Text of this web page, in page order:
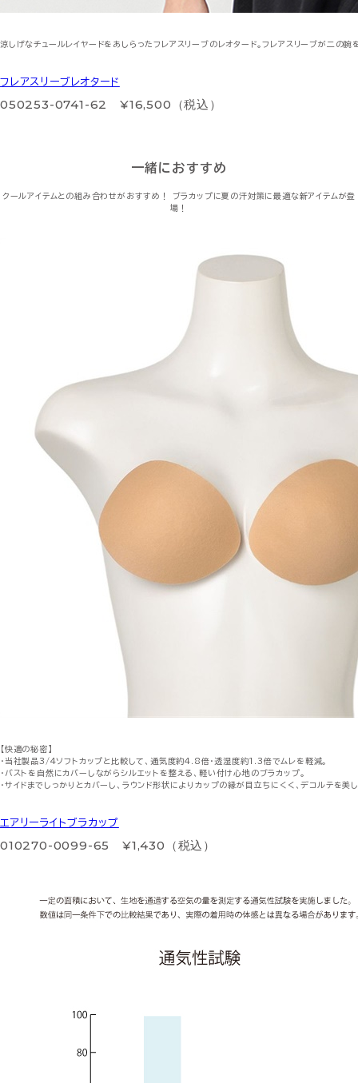
涼しげなチュールレイヤードをあしらったフレアスリーブのレオタード。フレアスリーブが二
フレアスリーブレオタード
050253-0741-62 ¥16,500（税込）
一緒におすすめ
クールアイテムとの組み合わせがおすすめ！
ブラカップに夏の汗対策に最適な新アイテムが登
場！
【快適の秘密】
・当社製品3/4ソフトカップと比較して、通気度約4.8倍・透湿度約1.3倍でムレを軽減。
・バストを自然にカバーしながらシルエットを整える、軽い付け心地のブラカップ。
・サイドまでしっかりとカバーし、ラウンド形状によりカップの縁が目立ちにくく、デコルテを美
エアリーライトブラカップ
010270-0099-65 ¥1,430（税込）